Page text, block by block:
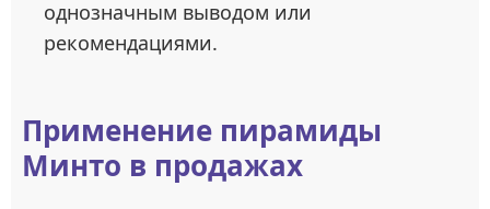
однозначным выводом или
рекомендациями.
Применение пирамиды
Минто в продажах